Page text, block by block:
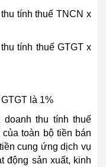
tính thuế TNCN x
tính thuế GTGT x
là 1%
thu tính thuế
toàn bộ tiền bán
cung ứng dịch vụ
động sản xuất, kinh